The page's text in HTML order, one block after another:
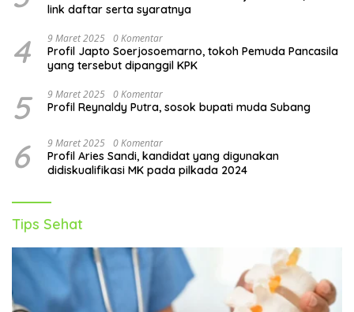
link daftar serta syaratnya
4 9 Maret 2025 0 Komentar
Profil Japto Soerjosoemarno, tokoh Pemuda Pancasila
yang tersebut dipanggil KPK
5 9 Maret 2025 0 Komentar
Profil Reynaldy Putra, sosok bupati muda Subang
6 9 Maret 2025 0 Komentar
Profil Aries Sandi, kandidat yang digunakan
didiskualifikasi MK pada pilkada 2024
Tips Sehat